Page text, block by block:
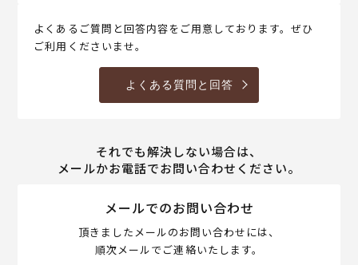
よくあるご質問と回答内容をご用意しております。ぜひ
ご利用くださいませ。
よくある質問と回答
それでも解決しない場合は、
メールかお電話でお問い合わせください。
メールでのお問い合わせ
頂きましたメールのお問い合わせには、
順次メールでご連絡いたします。